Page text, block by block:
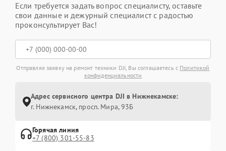
Если требуется задать вопрос специалисту, оставьте
свои данные и дежурный специалист с радостью
проконсультирует Вас!
Отправляя заявку на ремонт техники DJI, Вы соглашаетесь с Политикой
конфиденциальности
Адрес сервисного центра DJI в Нижнекамске:
г. Нижнекамск, просп. Мира, 93Б
Горячая линия
+7 (800) 301-55-83